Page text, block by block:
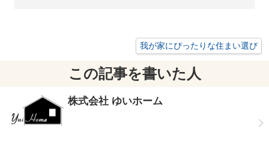
我が家にぴったりな住まい選び
この記事を書いた人
株式会社 ゆいホーム